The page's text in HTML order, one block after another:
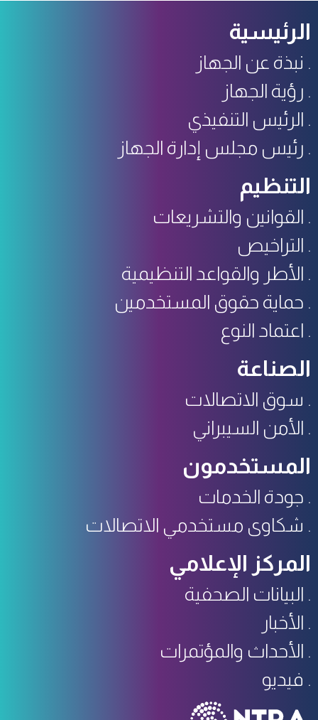
الرئيسية
نبذة عن الجهاز
رؤية الجهاز
الرئيس التنفيذي
رئيس مجلس إدارة الجهاز
التنظيم
القوانين والتشريعات
التراخيص
الأطر والقواعد التنظيمية
حماية حقوق المستخدمين
اعتماد النوع
الصناعة
سوق الاتصالات
الأمن السيبراني
المستخدمون
جودة الخدمات
شكاوى مستخدمي الاتصالات
المركز الإعلامي
البيانات الصحفية
الأخبار
الأحداث والمؤتمرات
فيديو